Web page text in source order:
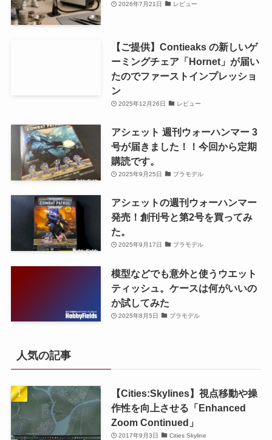
2026年7月21日 レビュー
【ご提供】Contieaks の新しいゲ
ーミングチェア「Hornet」が届い
たのでファーストインプレッショ
ン
2025年12月26日 レビュー
アシェット 週刊ウォーハンマー 3
号が届きました！！今回から定期
購読です。
2025年9月25日 プラモデル
アシェットの週刊ウォーハンマー
発売！創刊号と第2号を買ってみ
た。
2025年9月17日 プラモデル
模型などでも意外と使うウエット
ティッシュ。ケースは何がいいの
か試してみた
2025年8月5日 プラモデル
人気の記事
【Cities:Skylines】視点移動や操
作性を向上させる「Enhanced
Zoom Continued」
2017年9月3日 Cities Skyline